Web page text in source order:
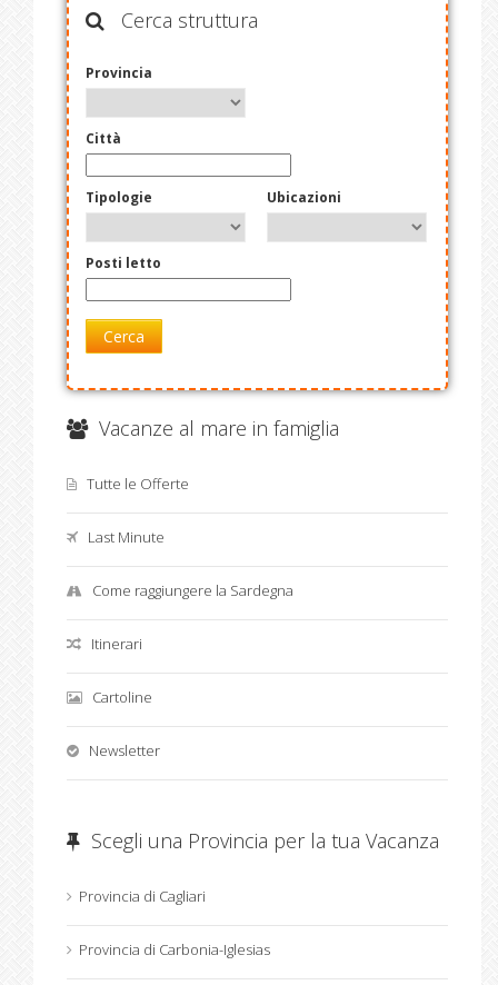
Cerca struttura
Provincia
Città
Tipologie Ubicazioni
Posti letto
Cerca
Vacanze al mare in famiglia
Tutte le Offerte
Last Minute
Come raggiungere la Sardegna
Itinerari
Cartoline
Newsletter
Scegli una Provincia per la tua Vacanza
Provincia di Cagliari
Provincia di Carbonia-Iglesias